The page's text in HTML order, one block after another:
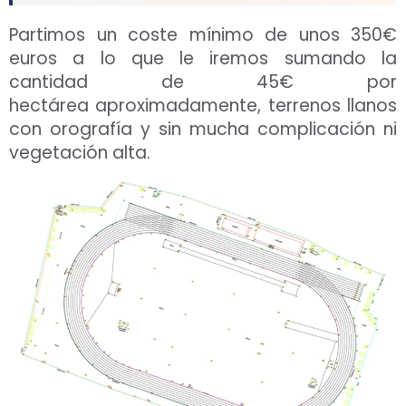
Partimos un coste mínimo de unos 350€
euros a lo que le iremos sumando la
cantidad de 45€ por
hectárea aproximadamente, terrenos llanos
con orografía y sin mucha complicación ni
vegetación alta.